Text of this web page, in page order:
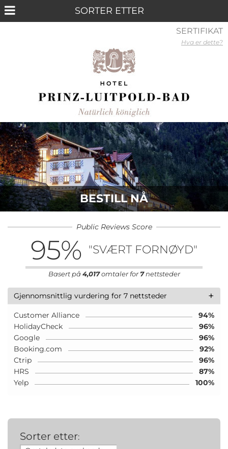
BESTILL NÅ
Public Reviews Score
95% "SVÆRT FORNØYD"
Basert på 4,017omtaler for7nettsteder
+
Gjennomsnittlig vurdering for 7 nettsteder
Customer Alliance
94%
HolidayCheck
96%
Google
96%
Booking.com
92%
Ctrip
96%
HRS
87%
Yelp
100%
Sorter etter:
SERTIFIKAT
Hva er dette?